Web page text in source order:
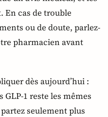
En cas de trouble
ou de doute, parlez-
pharmacien avant
dès aujourd’hui :
1 reste les mêmes
partez seulement plus